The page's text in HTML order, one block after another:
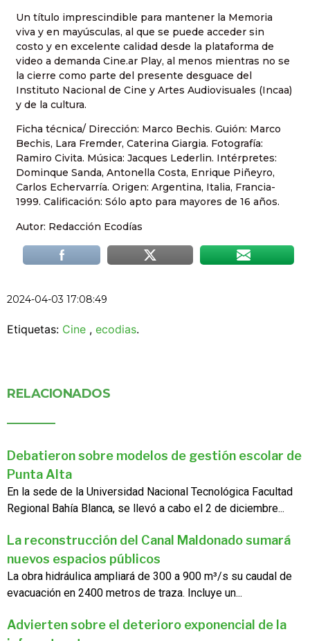
Un título imprescindible para mantener la Memoria
viva y en mayúsculas, al que se puede acceder sin
costo y en excelente calidad desde la plataforma de
video a demanda Cine.ar Play, al menos mientras no se
la cierre como parte del presente desguace del
Instituto Nacional de Cine y Artes Audiovisuales (Incaa)
y de la cultura.
Ficha técnica/ Dirección: Marco Bechis. Guión: Marco
Bechis, Lara Fremder, Caterina Giargia. Fotografía:
Ramiro Civita. Música: Jacques Lederlin. Intérpretes:
Dominque Sanda, Antonella Costa, Enrique Piñeyro,
Carlos Echervarría. Origen: Argentina, Italia, Francia-
1999. Calificación: Sólo apto para mayores de 16 años.
Autor: Redacción Ecodías
2024-04-03 17:08:49
Etiquetas: Cine , ecodias.
RELACIONADOS
Debatieron sobre modelos de gestión escolar de
Punta Alta
En la sede de la Universidad Nacional Tecnológica Facultad
Regional Bahía Blanca, se llevó a cabo el 2 de diciembre...
La reconstrucción del Canal Maldonado sumará
nuevos espacios públicos
La obra hidráulica ampliará de 300 a 900 m³/s su caudal de
evacuación en 2400 metros de traza. Incluye un...
Advierten sobre el deterioro exponencial de la